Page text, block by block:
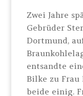
Zwei Jahre
Gebrüder
Dortmund,
entsandte
Bilke zu Frau
beide einig.